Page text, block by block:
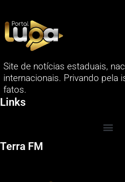
Site de notícias estaduais,
internacionais. Privando pela
fatos.
Links
Terra FM